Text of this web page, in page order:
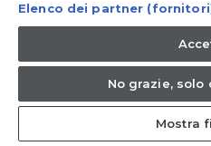
Codice etico
Rivenditori
Investitor relations
Privacy Policy
Elenco dei partner
No grazie, solo
Mostra